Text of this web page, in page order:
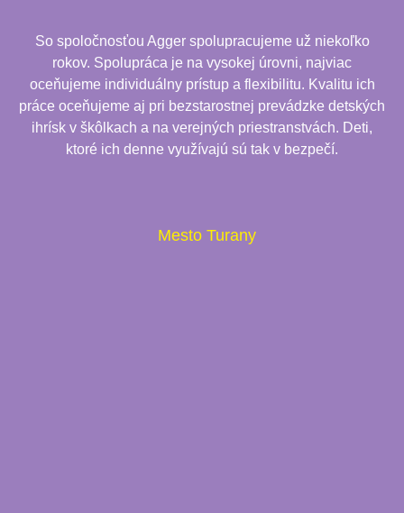
So spoločnosťou Agger spolupracujeme už niekoľko
rokov. Spolupráca je na vysokej úrovni, najviac
oceňujeme individuálny prístup a flexibilitu. Kvalitu ich
práce oceňujeme aj pri bezstarostnej prevádzke detských
ihrísk v škôlkach a na verejných priestranstvách. Deti,
ktoré ich denne využívajú sú tak v bezpečí.
Mesto Turany